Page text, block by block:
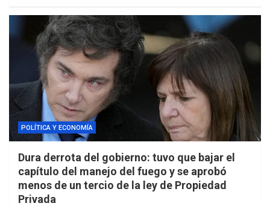
POLÍTICA Y ECONOMÍA
Dura derrota del gobierno: tuvo que bajar el
capítulo del manejo del fuego y se aprobó
menos de un tercio de la ley de Propiedad
Privada